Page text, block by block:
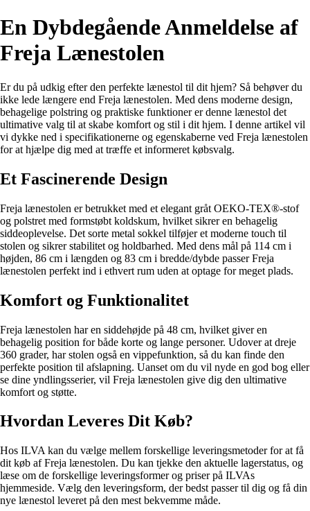
En Dybdegående Anmeldelse af
Freja Lænestolen
Er du på udkig efter den perfekte lænestol til dit hjem? Så behøver du
ikke lede længere end Freja lænestolen. Med dens moderne design,
behagelige polstring og praktiske funktioner er denne lænestol det
ultimative valg til at skabe komfort og stil i dit hjem. I denne artikel vil
vi dykke ned i specifikationerne og egenskaberne ved Freja lænestolen
for at hjælpe dig med at træffe et informeret købsvalg.
Et Fascinerende Design
Freja lænestolen er betrukket med et elegant gråt OEKO-TEX®-stof
og polstret med formstøbt koldskum, hvilket sikrer en behagelig
siddeoplevelse. Det sorte metal sokkel tilføjer et moderne touch til
stolen og sikrer stabilitet og holdbarhed. Med dens mål på 114 cm i
højden, 86 cm i længden og 83 cm i bredde/dybde passer Freja
lænestolen perfekt ind i ethvert rum uden at optage for meget plads.
Komfort og Funktionalitet
Freja lænestolen har en siddehøjde på 48 cm, hvilket giver en
behagelig position for både korte og lange personer. Udover at dreje
360 grader, har stolen også en vippefunktion, så du kan finde den
perfekte position til afslapning. Uanset om du vil nyde en god bog eller
se dine yndlingsserier, vil Freja lænestolen give dig den ultimative
komfort og støtte.
Hvordan Leveres Dit Køb?
Hos ILVA kan du vælge mellem forskellige leveringsmetoder for at få
dit køb af Freja lænestolen. Du kan tjekke den aktuelle lagerstatus, og
læse om de forskellige leveringsformer og priser på ILVAs
hjemmeside. Vælg den leveringsform, der bedst passer til dig og få din
nye lænestol leveret på den mest bekvemme måde.